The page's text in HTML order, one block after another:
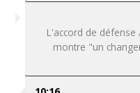
L'accord de
montre "un